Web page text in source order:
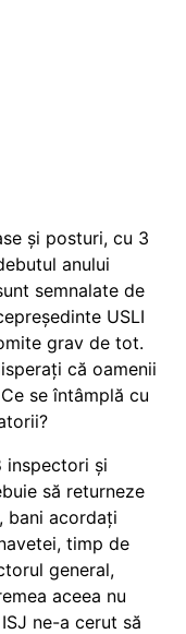
și posturi, cu 3
anului
semnalate de
USLI
grav de tot.
că oamenii
se întâmplă cu
inspectori și
să returneze
bani acordați
timp de
general,
aceea nu
ne-a cerut să